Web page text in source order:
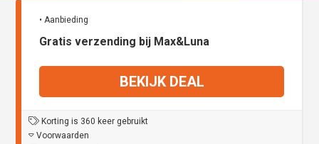
• Aanbieding
Gratis verzending bij Max&Luna
BEKIJK DEAL
Korting is 360 keer gebruikt
Voorwaarden